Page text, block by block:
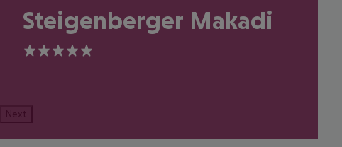
Steigenberger Makadi
5
Next